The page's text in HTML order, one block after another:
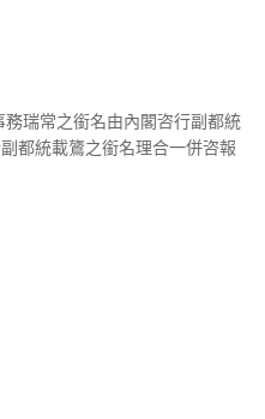
瑞常之銜名由內閣咨行副都統
都統載鷟之銜名理合一併咨報